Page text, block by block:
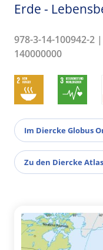
Erde -
978-3-14-100942-
140000000
Im Diercke Globus
Zu den Diercke